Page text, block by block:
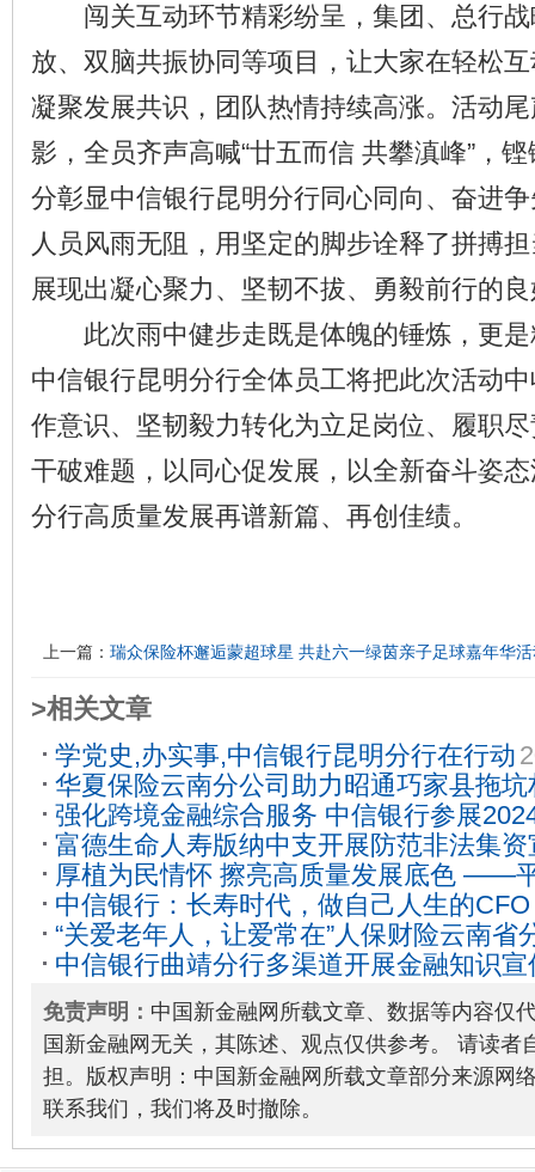
闯关互动环节精彩纷呈，集团、总行战
放、双脑共振协同等项目，让大家在轻松
凝聚发展共识，团队热情持续高涨。活动
影，全员齐声高喊“廿五而信 共攀滇峰”，
分彰显中信银行昆明分行同心同向、奋进
人员风雨无阻，用坚定的脚步诠释了拼搏
展现出凝心聚力、坚韧不拔、勇毅前行的
此次雨中健步走既是体魄的锤炼，更是
中信银行昆明分行全体员工将把此次活动
作意识、坚韧毅力转化为立足岗位、履职
干破难题，以同心促发展，以全新奋斗姿
分行高质量发展再谱新篇、再创佳绩。
上一篇： 瑞众保险杯邂逅蒙超球星 共赴六一绿茵亲子足球嘉年华
>相关文章
学党史,办实事,中信银行昆明分行在行动
华夏保险云南分公司助力昭通巧家县拖
09-14
强化跨境金融综合服务 中信银行参展
易交易会2024-09-18
富德生命人寿版纳中支开展防范非法集
18
厚植为民情怀 擦亮高质量发展底色 ——
深耕云岭三十载侧记 2023-10-08
中信银行：长寿时代，做自己人生的CFO
“关爱老年人，让爱常在”人保财险云南省
开展金融防诈知识宣传培训2021-12-29
中信银行曲靖分行多渠道开展金融知识宣
免责声明： 中国新金融网所载文章、数据等内容仅
国新金融网无关，其陈述、观点仅供参考。 请读者
担。版权声明：中国新金融网所载文章部分来源网
联系我们，我们将及时撤除。